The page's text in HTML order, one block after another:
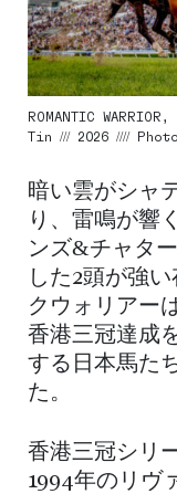
ROMANTIC
Tin /// 2026 ////
暗い雲がシャ
り、雷鳴が響
ンズ&チャタ
した2頭が強
クウォリアー
香港三冠達成
する日本馬た
た。
香港三冠シリ
1994年のリヴ